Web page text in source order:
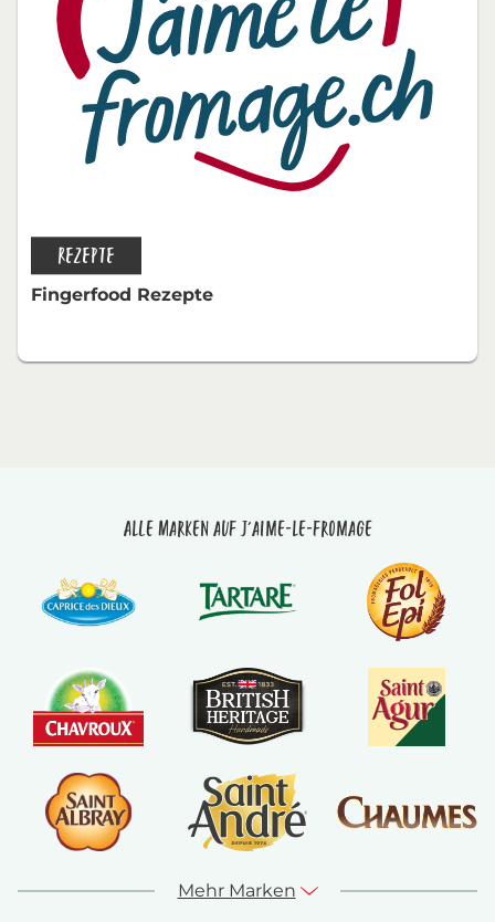
REZEPTE
Fingerfood Rezepte
Alle Marken auf J'aime-le-fromage
Mehr Marken